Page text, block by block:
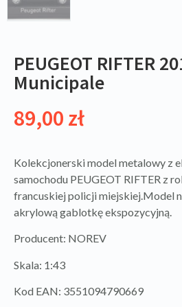
PEUGEOT RIFTER
Municipale
89,00 zł
Kolekcjonerski model metalowy z
samochodu PEUGEOT RIFTER z
francuskiej policji miejskiej.Model
akrylową gablotkę ekspozycyjną.
Producent: NOREV
Skala: 1:43
Kod EAN: 3551094790669